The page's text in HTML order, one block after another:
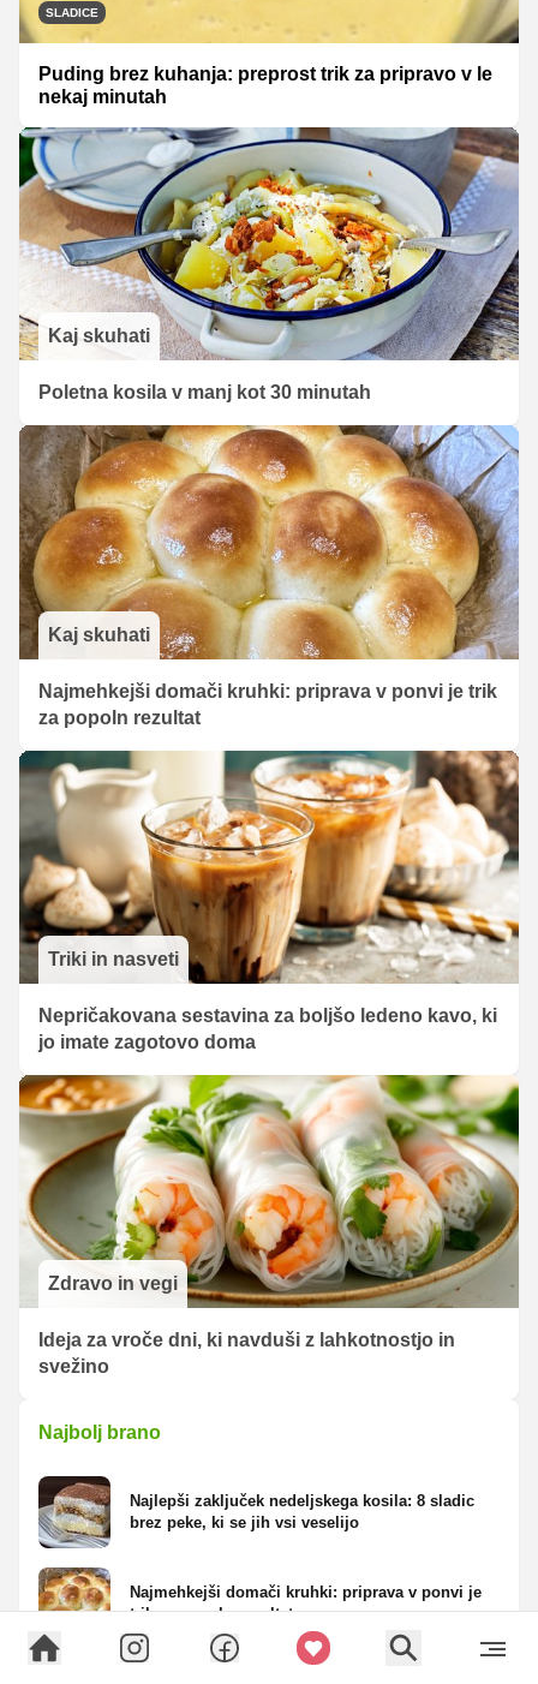
SLADICE
Puding brez kuhanja: preprost trik za pripravo v le
nekaj minutah
Kaj skuhati
Poletna kosila v manj kot 30 minutah
Kaj skuhati
Najmehkejši domači kruhki: priprava v ponvi je trik
za popoln rezultat
Triki in nasveti
Nepričakovana sestavina za boljšo ledeno kavo, ki
jo imate zagotovo doma
Zdravo in vegi
Ideja za vroče dni, ki navduši z lahkotnostjo in
svežino
Najbolj brano
Najlepši zaključek nedeljskega kosila: 8 sladic
brez peke, ki se jih vsi veselijo
Najmehkejši domači kruhki: priprava v ponvi je
trik za popoln rezultat